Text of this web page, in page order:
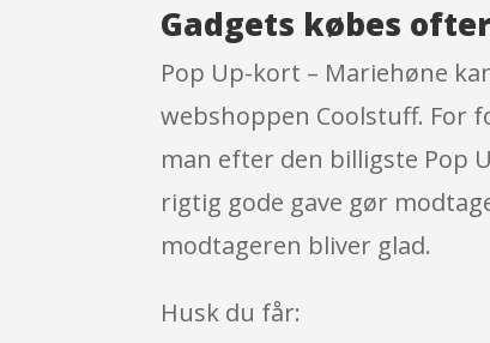
Gadgets købes
Pop Up-kort – Mariehøne
webshoppen Coolstuff. For
man efter den billigste Pop
rigtig gode gave gør
modtageren bliver glad.
Husk du får: